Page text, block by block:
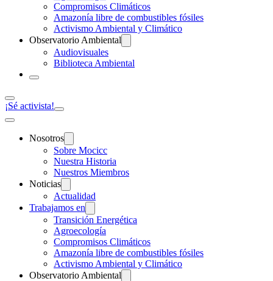
Compromisos Climáticos
Amazonía libre de combustibles fósiles
Activismo Ambiental y Climático
Observatorio Ambiental
Audiovisuales
Biblioteca Ambiental
¡Sé activista!
Nosotros
Sobre Mocicc
Nuestra Historia
Nuestros Miembros
Noticias
Actualidad
Trabajamos en
Transición Energética
Agroecología
Compromisos Climáticos
Amazonía libre de combustibles fósiles
Activismo Ambiental y Climático
Observatorio Ambiental